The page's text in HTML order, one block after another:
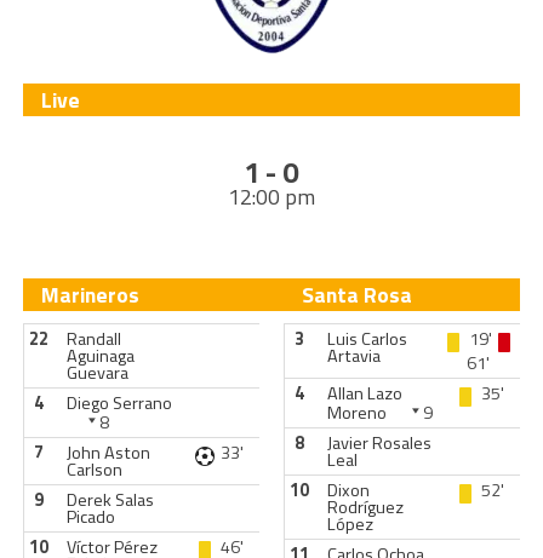
Live
1 - 0
12:00 pm
Marineros
22 Randall
Aguinaga
Guevara
4
Diego Serrano
8
7
John Aston
Carlson
33'
9
Derek Salas
Picado
10
Víctor Pérez
46'
Santa Rosa
3 Luis Carlos
Artavia
19'
61'
4
Allan Lazo
Moreno 9
35'
8
Javier Rosales
Leal
10
Dixon
Rodríguez
López
52'